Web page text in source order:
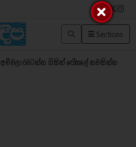
Sections
අම්මලා රවටන්න ගිහින් රෝහලේ නවතින්න